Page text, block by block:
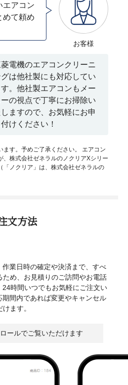
お客様
エアコン
めて頼め
電機のエアコンクリーニ
グは他社製にも対応してい
す。他社製エアコンもメー
ーの視点で丁寧にお掃除い
ますので、お気軽にお申
付けください！
す。予めご了承ください。 エアコン
、株式会社ゼネラルのノクリアXシリー
「ノクリア」は、株式会社ゼネラルの
文方法
業日時の確定や決済まで、すべ
ため、お見積りのご訪問やお電話
時間いつでもお気軽にご注文い
間内であれば変更やキャンセル
ます。
ールでご覧いただけます